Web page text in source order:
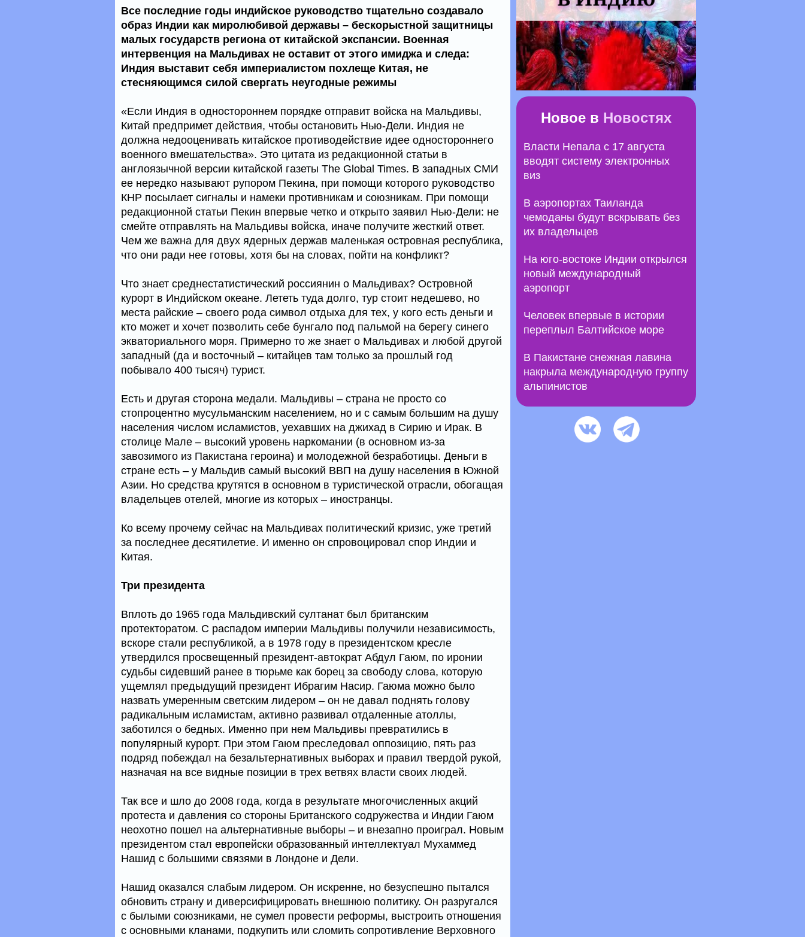
Все последние годы индийское руководство тщательно создавало
образ Индии как миролюбивой державы – бескорыстной защитницы
малых государств региона от китайской экспансии. Военная
интервенция на Мальдивах не оставит от этого имиджа и следа:
Индия выставит себя империалистом похлеще Китая, не
стесняющимся силой свергать неугодные режимы
«Если Индия в одностороннем порядке отправит войска на Мальдивы,
Китай предпримет действия, чтобы остановить Нью-Дели. Индия не
должна недооценивать китайское противодействие идее одностороннего
военного вмешательства». Это цитата из редакционной статьи в
англоязычной версии китайской газеты The Global Times. В западных СМИ
ее нередко называют рупором Пекина, при помощи которого руководство
КНР посылает сигналы и намеки противникам и союзникам. При помощи
редакционной статьи Пекин впервые четко и открыто заявил Нью-Дели: не
смейте отправлять на Мальдивы войска, иначе получите жесткий ответ.
Чем же важна для двух ядерных держав маленькая островная республика,
что они ради нее готовы, хотя бы на словах, пойти на конфликт?
Что знает среднестатистический россиянин о Мальдивах? Островной
курорт в Индийском океане. Лететь туда долго, тур стоит недешево, но
места райские – своего рода символ отдыха для тех, у кого есть деньги и
кто может и хочет позволить себе бунгало под пальмой на берегу синего
экваториального моря. Примерно то же знает о Мальдивах и любой другой
западный (да и восточный – китайцев там только за прошлый год
побывало 400 тысяч) турист.
Есть и другая сторона медали. Мальдивы – страна не просто со
стопроцентно мусульманским населением, но и с самым большим на душу
населения числом исламистов, уехавших на джихад в Сирию и Ирак. В
столице Мале – высокий уровень наркомании (в основном из-за
завозимого из Пакистана героина) и молодежной безработицы. Деньги в
стране есть – у Мальдив самый высокий ВВП на душу населения в Южной
Азии. Но средства крутятся в основном в туристической отрасли, обогащая
владельцев отелей, многие из которых – иностранцы.
Ко всему прочему сейчас на Мальдивах политический кризис, уже третий
за последнее десятилетие. И именно он спровоцировал спор Индии и
Китая.
Три президента
Вплоть до 1965 года Мальдивский султанат был британским
протекторатом. С распадом империи Мальдивы получили независимость,
вскоре стали республикой, а в 1978 году в президентском кресле
утвердился просвещенный президент-автократ Абдул Гаюм, по иронии
судьбы сидевший ранее в тюрьме как борец за свободу слова, которую
ущемлял предыдущий президент Ибрагим Насир. Гаюма можно было
назвать умеренным светским лидером – он не давал поднять голову
радикальным исламистам, активно развивал отдаленные атоллы,
заботился о бедных. Именно при нем Мальдивы превратились в
популярный курорт. При этом Гаюм преследовал оппозицию, пять раз
подряд побеждал на безальтернативных выборах и правил твердой рукой,
назначая на все видные позиции в трех ветвях власти своих людей.
Так все и шло до 2008 года, когда в результате многочисленных акций
протеста и давления со стороны Британского содружества и Индии Гаюм
неохотно пошел на альтернативные выборы – и внезапно проиграл. Новым
президентом стал европейски образованный интеллектуал Мухаммед
Нашид с большими связями в Лондоне и Дели.
Нашид оказался слабым лидером. Он искренне, но безуспешно пытался
обновить страну и диверсифицировать внешнюю политику. Он разругался
с былыми союзниками, не сумел провести реформы, выстроить отношения
с основными кланами, подкупить или сломить сопротивление Верховного
Новое в Новостях
Власти Непала с 17 августа
вводят систему электронных
виз
В аэропортах Таиланда
чемоданы будут вскрывать без
их владельцев
На юго-востоке Индии открылся
новый международный
аэропорт
Человек впервые в истории
переплыл Балтийское море
В Пакистане снежная лавина
накрыла международную группу
альпинистов